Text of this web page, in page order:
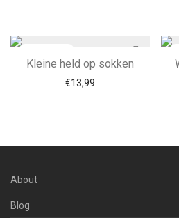
Kleine held op sokken
€13,99
About
Blog